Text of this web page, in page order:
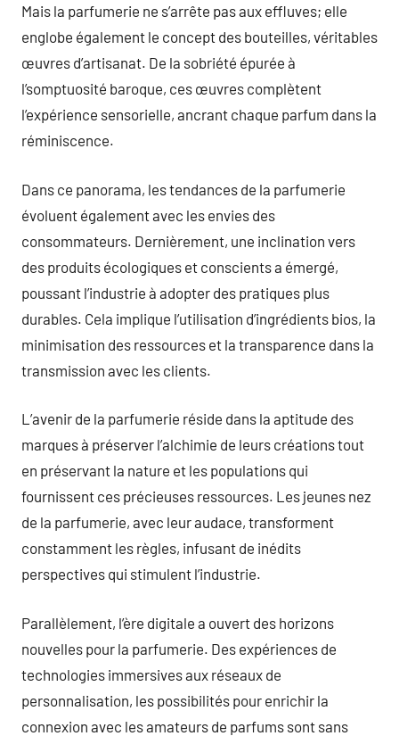
Mais la parfumerie ne s’arrête pas aux effluves; elle
englobe également le concept des bouteilles, véritables
œuvres d’artisanat. De la sobriété épurée à
l’somptuosité baroque, ces œuvres complètent
l’expérience sensorielle, ancrant chaque parfum dans la
réminiscence.
Dans ce panorama, les tendances de la parfumerie
évoluent également avec les envies des
consommateurs. Dernièrement, une inclination vers
des produits écologiques et conscients a émergé,
poussant l’industrie à adopter des pratiques plus
durables. Cela implique l’utilisation d’ingrédients bios, la
minimisation des ressources et la transparence dans la
transmission avec les clients.
L’avenir de la parfumerie réside dans la aptitude des
marques à préserver l’alchimie de leurs créations tout
en préservant la nature et les populations qui
fournissent ces précieuses ressources. Les jeunes nez
de la parfumerie, avec leur audace, transforment
constamment les règles, infusant de inédits
perspectives qui stimulent l’industrie.
Parallèlement, l’ère digitale a ouvert des horizons
nouvelles pour la parfumerie. Des expériences de
technologies immersives aux réseaux de
personnalisation, les possibilités pour enrichir la
connexion avec les amateurs de parfums sont sans